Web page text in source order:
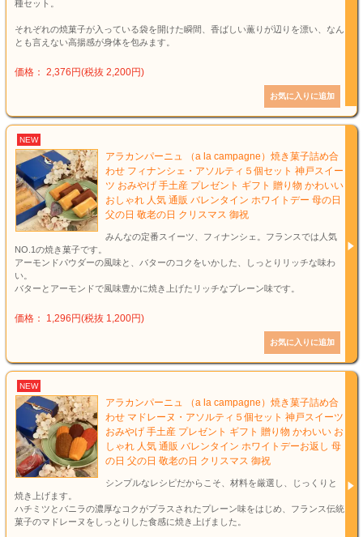
種セット。
それぞれの焼菓子が入っている袋を開けた瞬間、香ばしい薫りが辺りを漂い、なん
とも言えない高揚感が身体を包みます。
価格： 2,376円(税抜 2,200円)
NEW
アラカンパーニュ （a la campagne）焼き菓子詰め合
わせ フィナンシェ・アソルティ５個セット 神戸スイー
ツ おみやげ 手土産 プレゼント ギフト 贈り物 かわいい
おしゃれ 人気 通販 バレンタイン ホワイトデー 母の日
父の日 敬老の日 クリスマス 御祝
みんなの定番スイーツ、フィナンシェ。フランスでは人気
NO.1の焼き菓子です。
アーモンドパウダーの風味と、バターのコクをいかした、しっとりリッチな味わ
い。
バターとアーモンドで風味豊かに焼き上げたリッチなプレーン味です。
価格： 1,296円(税抜 1,200円)
NEW
アラカンパーニュ （a la campagne）焼き菓子詰め合
わせ マドレーヌ・アソルティ５個セット 神戸スイーツ
おみやげ 手土産 プレゼント ギフト 贈り物 かわいい お
しゃれ 人気 通販 バレンタイン ホワイトデーお返し 母
の日 父の日 敬老の日 クリスマス 御祝
シンプルなレシピだからこそ、材料を厳選し、じっくりと
焼き上げます。
ハチミツとバニラの濃厚なコクがプラスされたプレーン味をはじめ、フランス伝統
菓子のマドレーヌをしっとりした食感に焼き上げました。